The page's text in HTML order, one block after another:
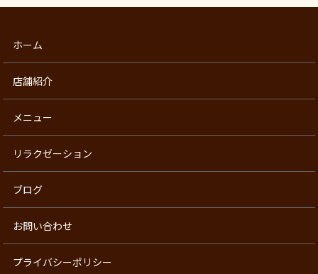
ホーム
店舗紹介
メニュー
リラクゼーション
ブログ
お問い合わせ
プライバシーポリシー